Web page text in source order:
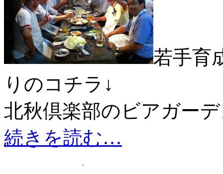
若手育
りのコチラ↓
北秋倶楽部のビアガー
続きを読む…